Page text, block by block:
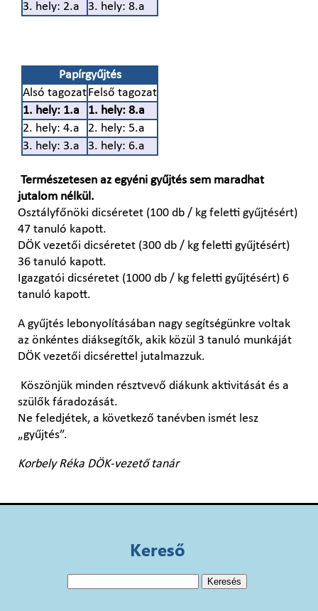
3. hely: 2.a
3. hely: 8.a
Papírgyűjtés
Alsó tagozatFelső tagozat
1. hely: 1.a
1. hely: 8.a
2. hely: 4.a
2. hely: 5.a
3. hely: 3.a
3. hely: 6.a
Természetesen az egyéni gyűjtés sem maradhat
jutalom nélkül.
Osztályfőnöki dicséretet (100 db / kg feletti gyűjtésért)
47 tanuló kapott.
DÖK vezetői dicséretet (300 db / kg feletti gyűjtésért)
36 tanuló kapott.
Igazgatói dicséretet (1000 db / kg feletti gyűjtésért) 6
tanuló kapott.
A gyűjtés lebonyolításában nagy segítségünkre voltak
az önkéntes diáksegítők, akik közül 3 tanuló munkáját
DÖK vezetői dicsérettel jutalmazzuk.
Köszönjük minden résztvevő diákunk aktivitását és a
szülők fáradozását.
Ne feledjétek, a következő tanévben ismét lesz
„gyűjtés”.
Korbely Réka DÖK-vezető tanár
Kereső